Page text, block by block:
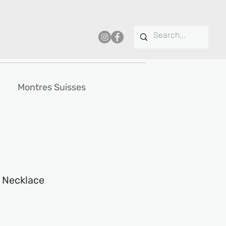
Montres Suisses